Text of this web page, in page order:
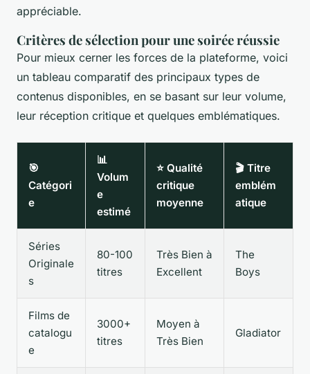
appréciable.
Critères de sélection pour une soirée réussie
Pour mieux cerner les forces de la plateforme, voici
un tableau comparatif des principaux types de
contenus disponibles, en se basant sur leur volume,
leur réception critique et quelques emblématiques.
🎯
Catégori
e
📊
Volum
e
estimé
⭐ Qualité
critique
moyenne
🎬 Titre
emblém
atique
Séries
Originale
s
80-100
titres
Très Bien à
Excellent
The
Boys
Films de
catalogu
e
3000+
titres
Moyen à
Très Bien
Gladiator